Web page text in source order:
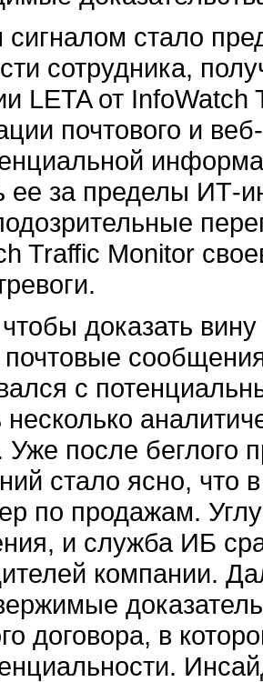
стало
сотрудника,
LETA от
почтового и
ее за пределы ИТ-
Traffic Monitor
доказать
почтовые
с
несколько
Уже после беглого
стало ясно, что
по продажам.
и служба ИБ
компании.
договора, в